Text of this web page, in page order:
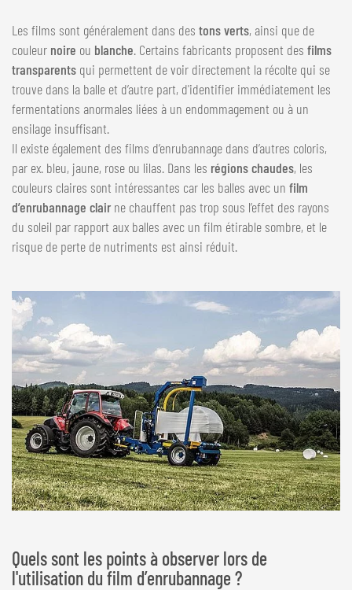
Les films sont généralement dans des tons verts, ainsi que de
couleur noire ou blanche. Certains fabricants proposent des films
transparents qui permettent de voir directement la récolte qui se
trouve dans la balle et d’autre part, d'identifier immédiatement les
fermentations anormales liées à un endommagement ou à un
ensilage insuffisant.
Il existe également des films d’enrubannage dans d’autres coloris,
par ex. bleu, jaune, rose ou lilas. Dans les régions chaudes, les
couleurs claires sont intéressantes car les balles avec un film
d’enrubannage clairne chauffent pas trop sous l’effet des rayons
du soleil par rapport aux balles avec un film étirable sombre, et le
risque de perte de nutriments est ainsi réduit.
Quels sont les points à observer lors de
l'utilisation du film d’enrubannage ?